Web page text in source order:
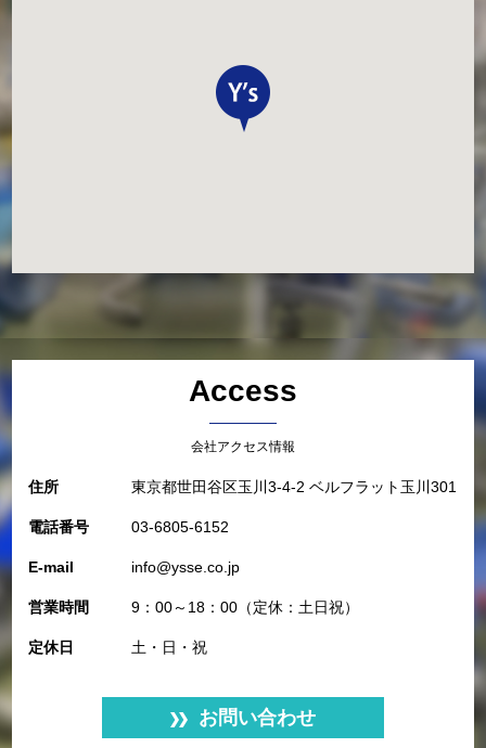
Access
会社アクセス情報
住所 東京都世田谷区玉川3-4-2 ベルフラット玉川301
電話番号 03-6805-6152
E-mail info@ysse.co.jp
営業時間 9：00～18：00（定休：土日祝）
定休日 土・日・祝
お問い合わせ